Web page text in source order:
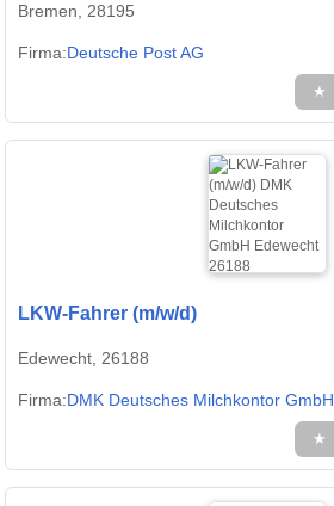
Bremen, 28195
Firma:Deutsche Post AG
★
LKW-Fahrer (m/w/d)
Edewecht, 26188
Firma:DMK Deutsches Milchkontor GmbH
★